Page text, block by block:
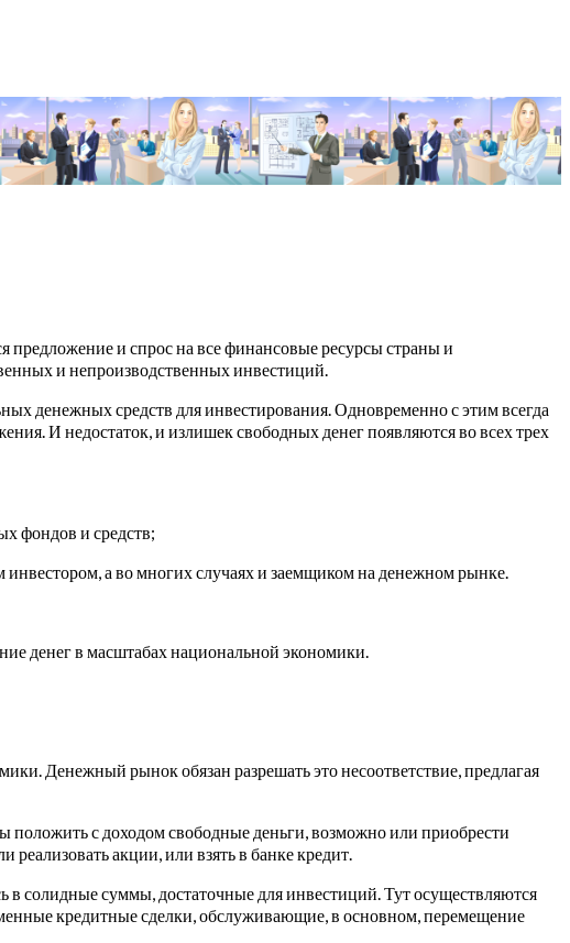
и спрос на все финансовые ресурсы страны и
и непроизводственных инвестиций.
денежных средств для инвестирования. Одновременно с этим всегда
И недостаток, и излишек свободных денег появляются во всех трех
фондов и средств;
инвестором, а во многих случаях и заемщиком на денежном рынке.
денег в масштабах национальной экономики.
Денежный рынок обязан разрешать это несоответствие, предлагая
положить с доходом свободные деньги, возможно или приобрести
акции, или взять в банке кредит.
в солидные суммы, достаточные для инвестиций. Тут осуществляются
кредитные сделки, обслуживающие, в основном, перемещение